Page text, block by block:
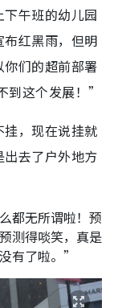
午班的幼儿园
红黑雨，但明
们的超前部署
到这个发展！”
，现在说挂就
去了户外地方
都无所谓啦！预
测得啖笑，真是
有了啦。”